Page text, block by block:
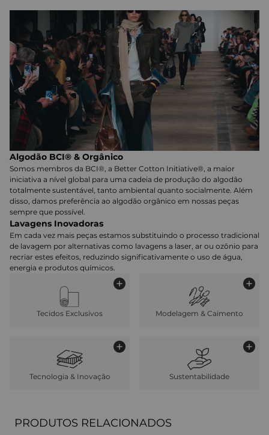
Algodão BCI® & Orgânico
Somos membros da BCI®, a Better Cotton Initiative®, a maior
iniciativa a nível global para uma cadeia de produção do algodão
totalmente sustentável, tanto ambiental quanto socialmente. Além
disso, damos preferência ao algodão orgânico em nossas peças
sempre que possível.
Lavagens Inovadoras
Em cada vez mais peças estamos substituindo o processo tradicional
de lavagem por alternativas como lavagens a laser, ar ou ozônio para
recriar estes efeitos, reduzindo significativamente o uso de água,
energia e produtos químicos.
Tecidos Exclusivos Modelagem & Caimento
Tecnologia & Inovação Sustentabilidade
PRODUTOS RELACIONADOS